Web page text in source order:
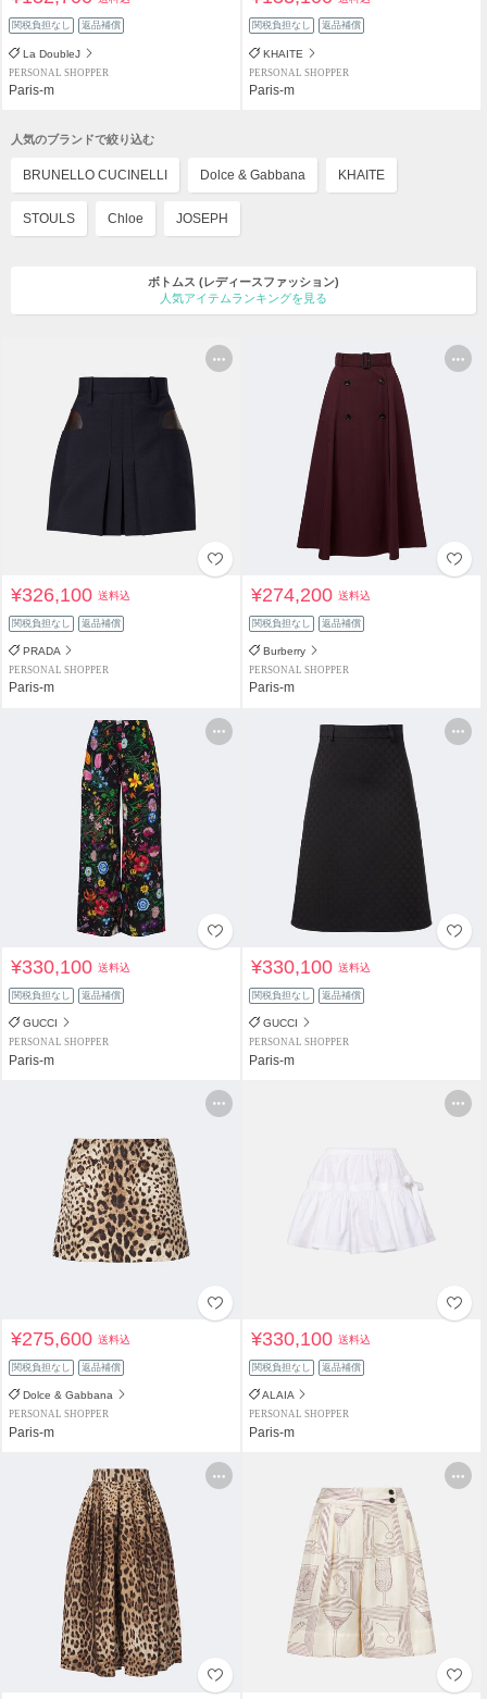
関税負担なし 返品補償
La DoubleJ
PERSONAL SHOPPER
Paris-m
関税負担なし 返品補償
KHAITE
PERSONAL SHOPPER
Paris-m
人気のブランドで絞り込む
BRUNELLO CUCINELLI Dolce & Gabbana KHAITE
STOULS Chloe JOSEPH
ボトムス (レディースファッション)
人気アイテムランキングを見る
¥326,100送料込
関税負担なし 返品補償
PRADA
PERSONAL SHOPPER
Paris-m
¥274,200送料込
関税負担なし 返品補償
Burberry
PERSONAL SHOPPER
Paris-m
¥330,100送料込
関税負担なし 返品補償
GUCCI
PERSONAL SHOPPER
Paris-m
¥330,100送料込
関税負担なし 返品補償
GUCCI
PERSONAL SHOPPER
Paris-m
¥275,600送料込
関税負担なし 返品補償
Dolce & Gabbana
PERSONAL SHOPPER
Paris-m
¥330,100送料込
関税負担なし 返品補償
ALAIA
PERSONAL SHOPPER
Paris-m